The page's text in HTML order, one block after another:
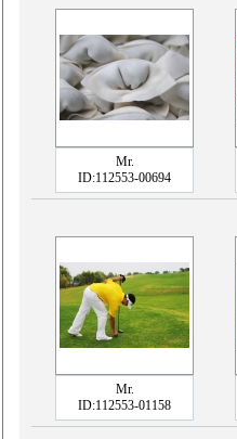
Mr.
ID:112553-00694
Mr.
ID:112553-01158